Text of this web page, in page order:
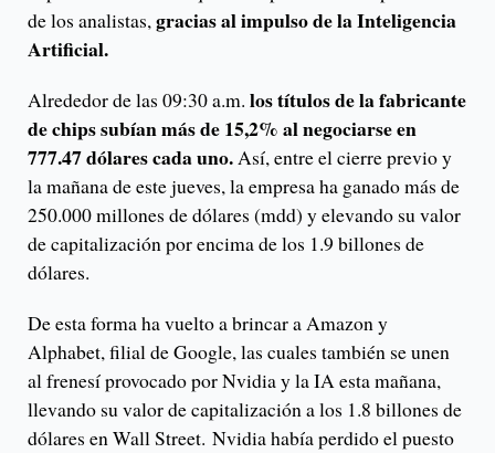
de los analistas,gracias al impulso de la Inteligencia
Artificial.
Alrededor de las 09:30 a.m. los títulos de la fabricante
de chips subían más de 15,2% al negociarse en
777.47 dólares cada uno.Así, entre el cierre previo y
la mañana de este jueves, la empresa ha ganado más de
250.000 millones de dólares (mdd) y elevando su valor
de capitalización por encima de los 1.9 billones de
dólares.
De esta forma ha vuelto a brincar a Amazon y
Alphabet, filial de Google, las cuales también se unen
al frenesí provocado por Nvidia y la IA esta mañana,
llevando su valor de capitalización a los 1.8 billones de
dólares en Wall Street. Nvidia había perdido el puesto